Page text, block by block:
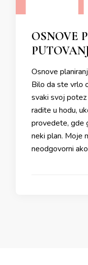
OSNOVE
Osnove
Bilo da ste vrlo
svaki svoj
radite u hodu,
provedete, gde
neki plan. Moje
neodgovorni